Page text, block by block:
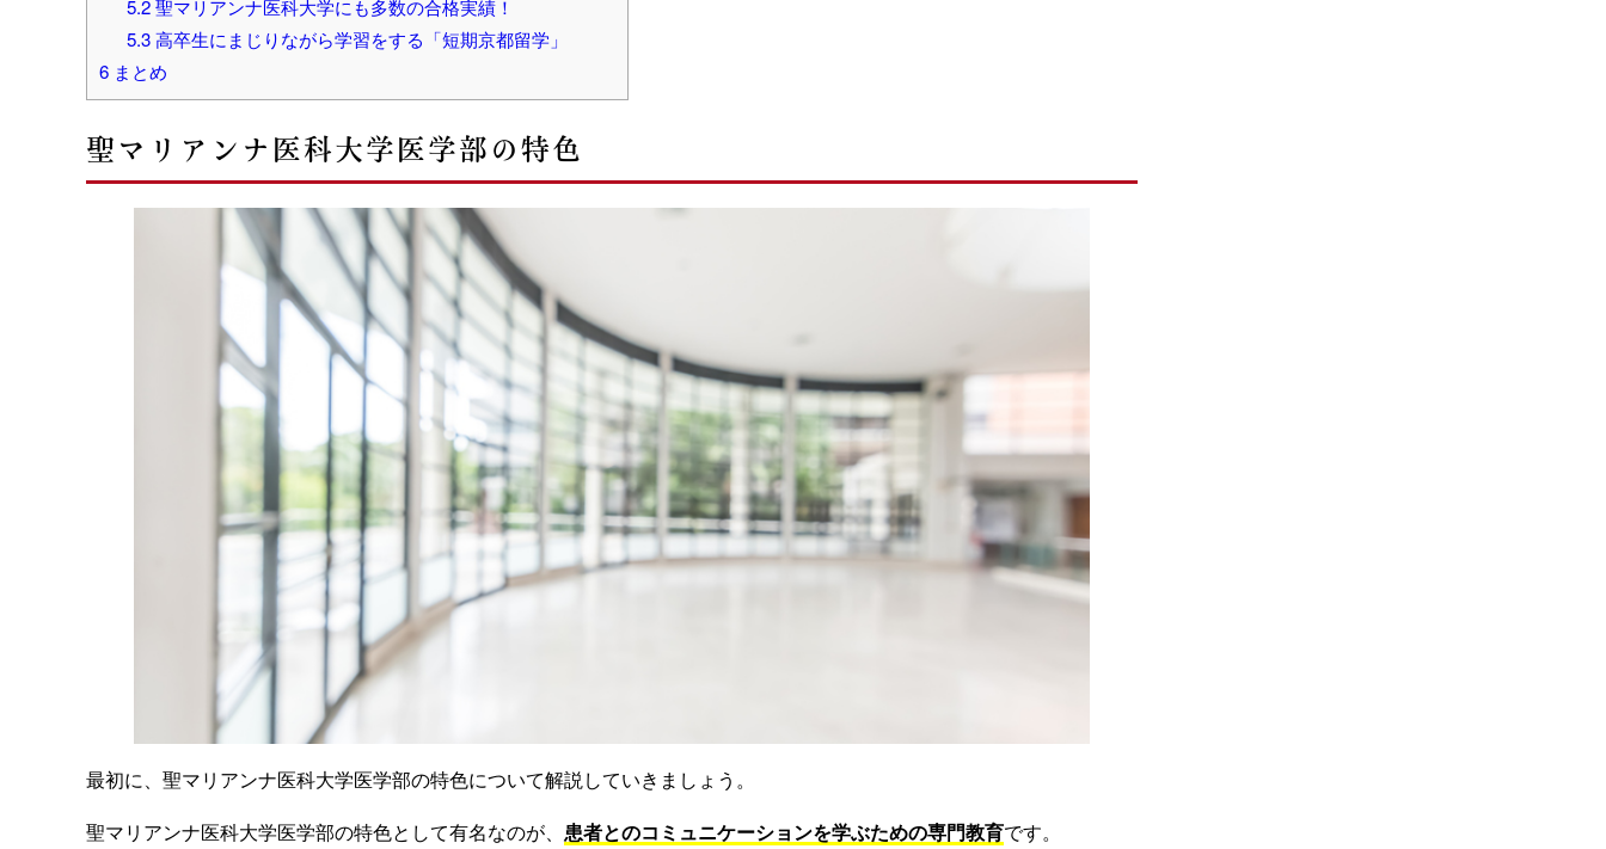
5.2聖マリアンナ医科大学にも多数の合格実績！
5.3高卒生にまじりながら学習をする「短期京都留学」
6 まとめ
聖マリアンナ医科大学医学部の特色
最初に、聖マリアンナ医科大学医学部の特色について解説していきましょう。
聖マリアンナ医科大学医学部の特色として有名なのが、 患者とのコミュニケーションを学ぶための専門教育です。